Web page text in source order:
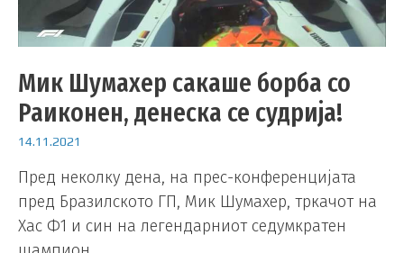
Мик Шумахер сакаше борба со
Раиконен, денеска се судрија!
14.11.2021
Пред неколку дена, на прес-конференцијата
пред Бразилското ГП, Мик Шумахер, тркачот на
Хас Ф1 и син на легендарниот седумкратен